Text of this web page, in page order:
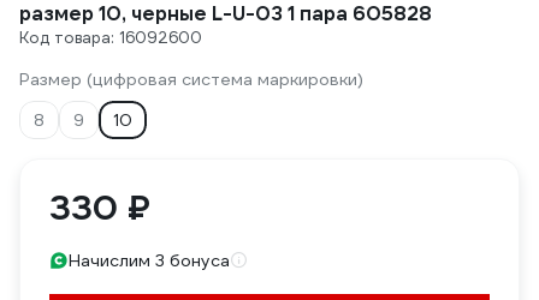
размер 10, черные L-U-03 1 пара 605828
Код товара: 16092600
Размер (цифровая система маркировки)
8
9 10
330 ₽
Начислим 3 бонуса